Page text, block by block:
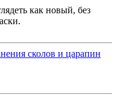
как новый, без
сколов и царапин